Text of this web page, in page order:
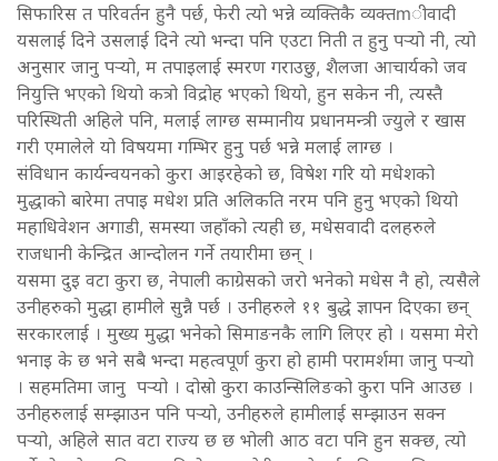
सिफारिस त परिवर्तन हुनै पर्छ, फेरी त्यो भन्ने व्यक्तिकै व्यक्तmीवादी
यसलाई दिने उसलाई दिने त्यो भन्दा पनि एउटा निती त हुनु पर्‍यो नी, त्यो
अनुसार जानु पर्‍यो, म तपाइलाई स्मरण गराउछु, शैलजा आचार्यको जव
नियुत्ति भएको थियो कत्रो विद्रोह भएको थियो, हुन सकेन नी, त्यस्तै
परिस्थिती अहिले पनि, मलाई लाग्छ सम्मानीय प्रधानमन्त्री ज्युले र खास
गरी एमालेले यो विषयमा गम्भिर हुनु पर्छ भन्ने मलाई लाग्छ ।
संविधान कार्यन्वयनको कुरा आइरहेको छ, विषेश गरि यो मधेशको
मुद्धाको बारेमा तपाइ मधेश प्रति अलिकति नरम पनि हुनु भएको थियो
महाधिवेशन अगाडी, समस्या जहाँको त्यही छ, मधेसवादी दलहरुले
राजधानी केन्द्रित आन्दोलन गर्ने तयारीमा छन् ।
यसमा दुइ वटा कुरा छ, नेपाली काग्रेसको जरो भनेको मधेस नै हो, त्यसैले
उनीहरुको मुद्धा हामीले सुन्नै पर्छ । उनीहरुले ११ बुद्धे ज्ञापन दिएका छन्
सरकारलाई । मुख्य मुद्धा भनेको सिमाङनकै लागि लिएर हो । यसमा मेरो
भनाइ के छ भने सबै भन्दा महत्वपूर्ण कुरा हो हामी परामर्शमा जानु पर्‍यो
। सहमतिमा जानु पर्‍यो । दोस्रो कुरा काउन्सिलिङको कुरा पनि आउछ ।
उनीहरुलाई सम्झाउन पनि पर्‍यो, उनीहरुले हामीलाई सम्झाउन सक्न
पर्‍यो, अहिले सात वटा राज्य छ छ भोली आठ वटा पनि हुन सक्छ, त्यो